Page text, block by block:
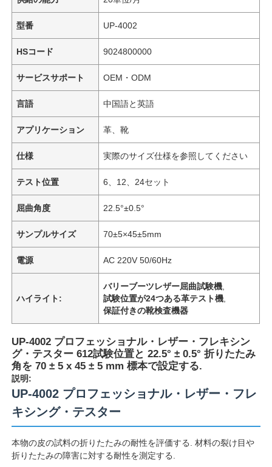
型番 UP-4002
HSコード 9024800000
サービスサポート OEM・ODM
言語 中国語と英語
アプリケーション 革、靴
仕様 実際のサイズ仕様を参照してください
テスト位置 6、12、24セット
屈曲角度 22.5°±0.5°
サンプルサイズ 70±5×45±5mm
電源 AC 220V 50/60Hz
ハイライト:
バリーブーツレザー屈曲試験機
試験位置が24つある革テスト機
保証付きの靴検査機器
UP-4002 プロフェッショナル・レザー・フレキシン
グ・テスター 612試験位置と 22.5° ± 0.5° 折りたたみ
角を 70 ± 5 x 45 ± 5 mm 標本で設定する.
説明:
UP-4002 プロフェッショナル・レザー・フレ
キシング・テスター
本物の皮の試料の折りたたみの耐性を評価する. 材料の裂け目や
折りたたみの障害に対する耐性を測定する.